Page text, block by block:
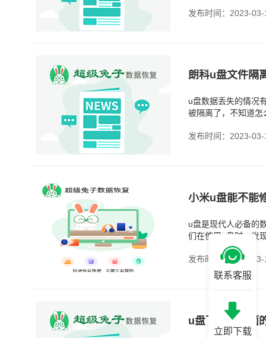
发布时间：2023-03-
朗科u盘文件隔
u盘数据丢失的情况
被隔离了，不知道
发布时间：2023-03-
小米u盘能不能
u盘是现代人必备的
们在使用u盘时，发
中。小米u盘能不能
发布时间：2023-03-
u盘下水了里面
联系客服
立即下载